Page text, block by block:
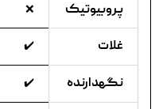
پروبیوتیک ❌
غلات ✔️
نگهدارنده ✔️